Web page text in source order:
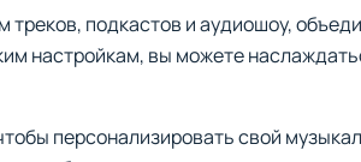
треков, подкастов и аудиошоу,
настройкам, вы можете
персонализировать свой